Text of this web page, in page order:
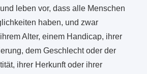
leben vor, dass alle Menschen
haben, und zwar
Alter, einem Handicap, ihrer
dem Geschlecht oder der
ihrer Herkunft oder ihrer